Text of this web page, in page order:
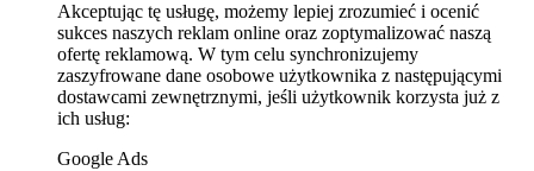
Akceptując tę usługę, możemy lepiej zrozumieć i ocenić
sukces naszych reklam online oraz zoptymalizować naszą
ofertę reklamową. W tym celu synchronizujemy
zaszyfrowane dane osobowe użytkownika z następującymi
dostawcami zewnętrznymi, jeśli użytkownik korzysta już z
ich usług:
Google Ads